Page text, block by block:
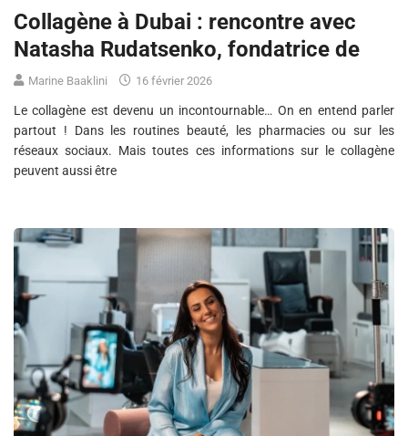
Collagène à Dubai : rencontre avec
Natasha Rudatsenko, fondatrice de
Marine Baaklini 16 février 2026
Le collagène est devenu un incontournable… On en entend parler
partout ! Dans les routines beauté, les pharmacies ou sur les
réseaux sociaux. Mais toutes ces informations sur le collagène
peuvent aussi être